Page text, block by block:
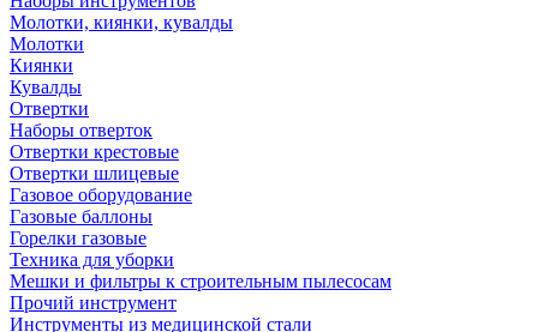
Молотки, киянки, кувалды
Молотки
Киянки
Кувалды
Отвертки
Наборы отверток
Отвертки крестовые
Отвертки шлицевые
Газовое оборудование
Газовые баллоны
Горелки газовые
Техника для уборки
Мешки и фильтры к строительным пылесосам
Прочий инструмент
Инструменты из медицинской стали